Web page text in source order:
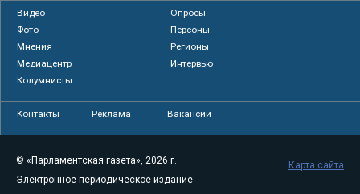
Видео
Опросы
Фото
Персоны
Мнения
Регионы
Медиацентр
Интервью
Колумнисты
Контакты Реклама Вакансии
© «Парламентская газета», 2026 г.
Электронное периодическое издание
Карта сайта